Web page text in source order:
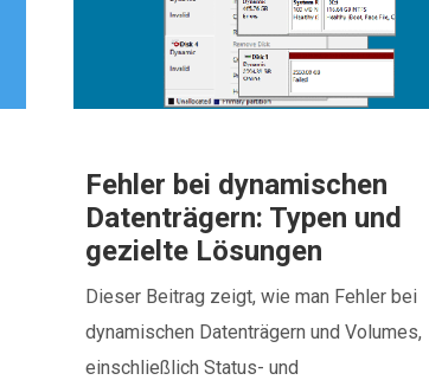
Fehler bei dynamischen
Datenträgern: Typen und
gezielte Lösungen
Dieser Beitrag zeigt, wie man Fehler bei
dynamischen Datenträgern und Volumes,
einschließlich Status- und